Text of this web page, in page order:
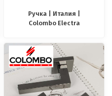
Ручка | Италия |
Colombo Electra